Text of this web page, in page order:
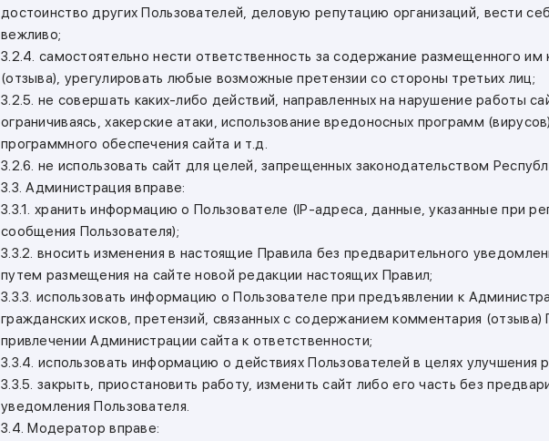
достоинство других Пользователей, деловую репутацию организаций, вести
вежливо;
3.2.4. самостоятельно нести ответственность за содержание размещенного им
(отзыва), урегулировать любые возможные претензии со стороны третьих лиц;
3.2.5. не совершать каких-либо действий, направленных на нарушение работы
ограничиваясь, хакерские атаки, использование вредоносных программ
программного обеспечения сайта и т.д.
3.2.6. не использовать сайт для целей, запрещенных законодательством
3.3. Администрация вправе:
3.3.1. хранить информацию о Пользователе (IP-адреса, данные, указанные при
сообщения Пользователя);
3.3.2. вносить изменения в настоящие Правила без предварительного
путем размещения на сайте новой редакции настоящих Правил;
3.3.3. использовать информацию о Пользователе при предъявлении к
гражданских исков, претензий, связанных с содержанием комментария (отзыва)
привлечении Администрации сайта к ответственности;
3.3.4. использовать информацию о действиях Пользователей в целях улучшения
3.3.5. закрыть, приостановить работу, изменить сайт либо его часть без
уведомления Пользователя.
3.4. Модератор вправе: